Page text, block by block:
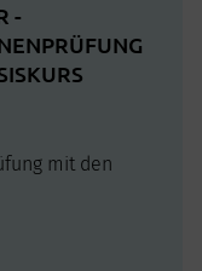
-
mit den